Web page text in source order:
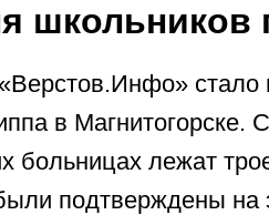
школьников
стало
в Магнитогорске.
больницах лежат
подтверждены на